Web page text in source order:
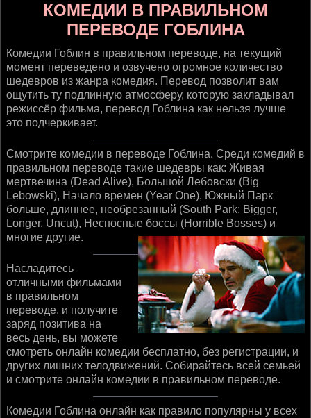
КОМЕДИИ В ПРАВИЛЬНОМ
ПЕРЕВОДЕ ГОБЛИНА
Комедии Гоблин в правильном переводе, на текущий
момент переведено и озвучено огромное количество
шедевров из жанра комедия. Перевод позволит вам
ощутить ту подлинную атмосферу, которую закладывал
режиссёр фильма, перевод Гоблина как нельзя лучше
это подчеркивает.
Смотрите комедии в переводе Гоблина. Среди комедий в
правильном переводе такие шедевры как: Живая
мертвечина (Dead Alive), Большой Лебовски (Big
Lebowski), Начало времен (Year One), Южный Парк
больше, длиннее, необрезанный (South Park: Bigger,
Longer, Uncut), Несносные боссы (Horrible Bosses) и
многие другие.
Насладитесь
отличными фильмами
в правильном
переводе, и получите
заряд позитива на
весь день, вы можете
смотреть онлайн комедии бесплатно, без регистрации, и
других лишних телодвижений. Собирайтесь всей семьей
и смотрите онлайн комедии в правильном переводе.
Комедии Гоблина онлайн как правило популярны у всех